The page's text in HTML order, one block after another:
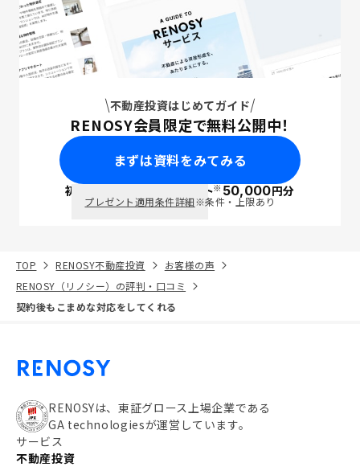
不動産投資はじめてガイド
RENOSY会員限定で無料公開中！
まずは資料をみてみる
初回面談で ポイント※50,000円分
プレゼント適用条件詳細※条件・上限あり
TOP RENOSY不動産投資
お客様の声
RENOSY（リノシー）の評判・口コミ
契約後もこまめな対応をしてくれる
RENOSYは、東証グロース上場企業である
GA technologiesが運営しています。
サービス
不動産投資